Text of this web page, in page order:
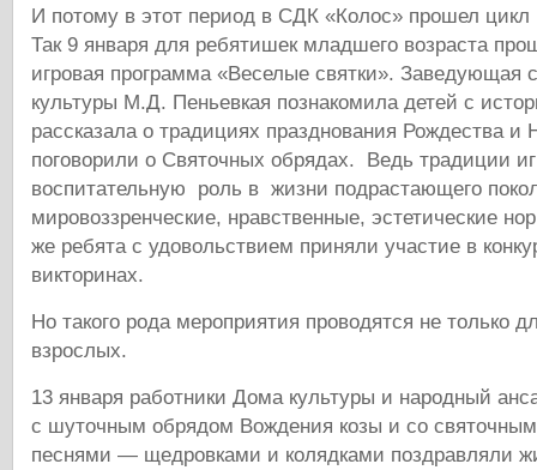
И потому в этот период в СДК «Колос» прошел цикл
Так 9 января для ребятишек младшего возраста
игровая программа «Веселые святки». Заведующая
культуры М.Д. Пеньевкая познакомила детей с
рассказала о традициях празднования Рождества и
поговорили о Святочных обрядах. Ведь традиции
воспитательную роль в жизни подрастающего
мировоззренческие, нравственные, эстетические
же ребята с удовольствием приняли участие в
викторинах.
Но такого рода мероприятия проводятся не только
взрослых.
13 января работники Дома культуры и народный
с шуточным обрядом Вождения козы и со
песнями — щедровками и колядками поздравляли